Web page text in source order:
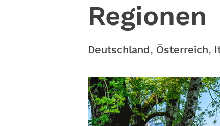
Regionen
Deutschland, Österreich,